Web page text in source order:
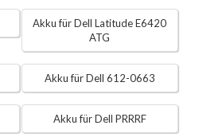
Akku für Dell Latitude E6420
ATG
Akku für Dell 612-0663
Akku für Dell PRRRF